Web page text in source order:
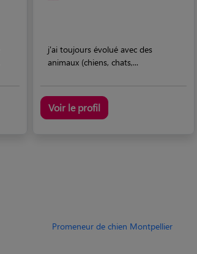
j'ai toujours évolué avec des
animaux (chiens, chats,...
Voir le profil
Promeneur de chien Montpellier